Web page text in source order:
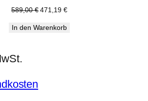
589,00€ Ursprünglicher
war:
471,19 €Aktueller
ist:
In den Warenkorb